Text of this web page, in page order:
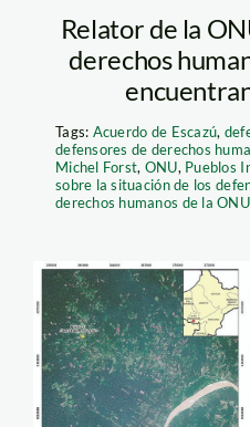
Relator de la
derechos
Tags: Acuerdo de Escazú,
defensores de derechos
Michel Forst, ONU, Pueblos
sobre la situación de los
derechos humanos de la ONU